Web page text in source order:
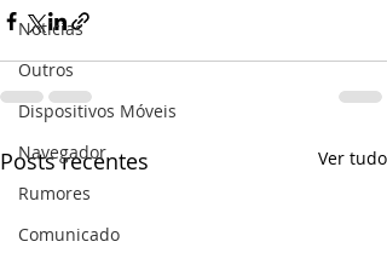
Notícias
Outros
Dispositivos Móveis
Navegador
Rumores
Comunicado
Posts recentes Ver tudo